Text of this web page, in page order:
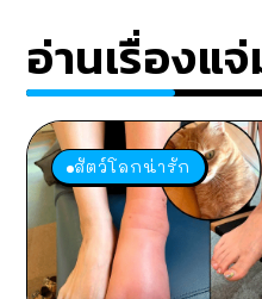
อ่านเรื่องแ
สัตว์โลกน่ารัก